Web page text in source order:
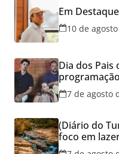
Em
10 de
Dia dos
Aparecida de
7 de agosto
(Diário do
foco em
cresce no